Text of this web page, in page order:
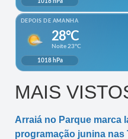
MAIS
Arraiá no Parque marca
programação junina nas